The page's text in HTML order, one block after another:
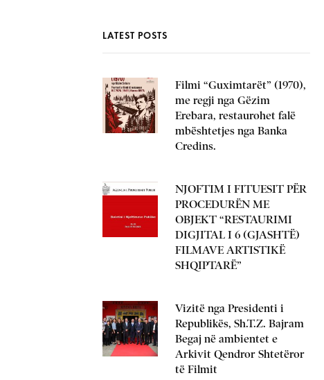
LATEST POSTS
Filmi “Guximtarët” (1970),
me regji nga Gëzim
Erebara, restaurohet falë
mbështetjes nga Banka
Credins.
NJOFTIM I FITUESIT PËR
PROCEDURËN ME
OBJEKT “RESTAURIMI
DIGJITAL I 6 (GJASHTË)
FILMAVE ARTISTIKË
SHQIPTARË”
Vizitë nga Presidenti i
Republikës, Sh.T.Z. Bajram
Begaj në ambientet e
Arkivit Qendror Shtetëror
të Filmit